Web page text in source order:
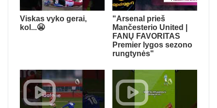
Viskas vyko gerai,
kol...😬
"Arsenal prieš
Mančesterio United |
FANŲ FAVORITAS
Premier lygos sezono
rungtynės"